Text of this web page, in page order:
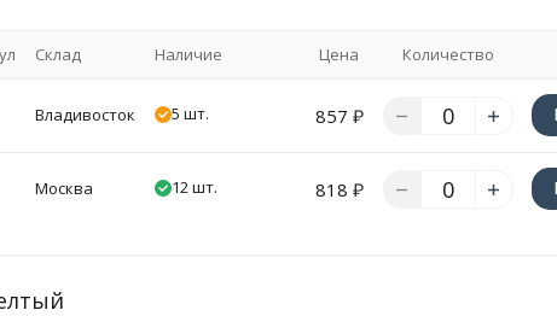
Склад Наличие Цена Количество
Владивосток 5 шт. 857 ₽
Москва 12 шт. 818 ₽